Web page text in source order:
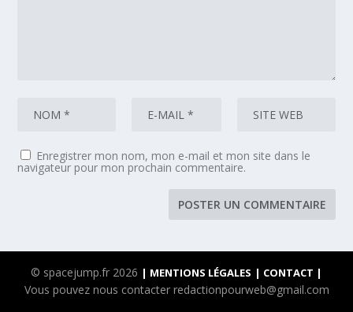
Enregistrer mon nom, mon e-mail et mon site dans le
navigateur pour mon prochain commentaire.
© spacejump.fr 2026 | MENTIONS LÉGALES | CONTACT |
Vous pouvez nous contacter redactionpourweb@gmail.com